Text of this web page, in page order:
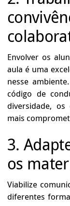
Envolver os
aula é uma
nesse
código de
diversidade, os
mais
3.
os
Viabilize
diferentes